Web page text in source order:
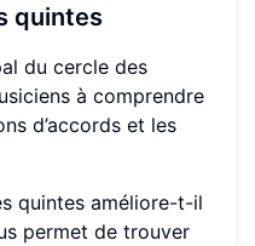
quintes
du cercle des
à comprendre
d’accords et les
quintes améliore-t-il
permet de trouver